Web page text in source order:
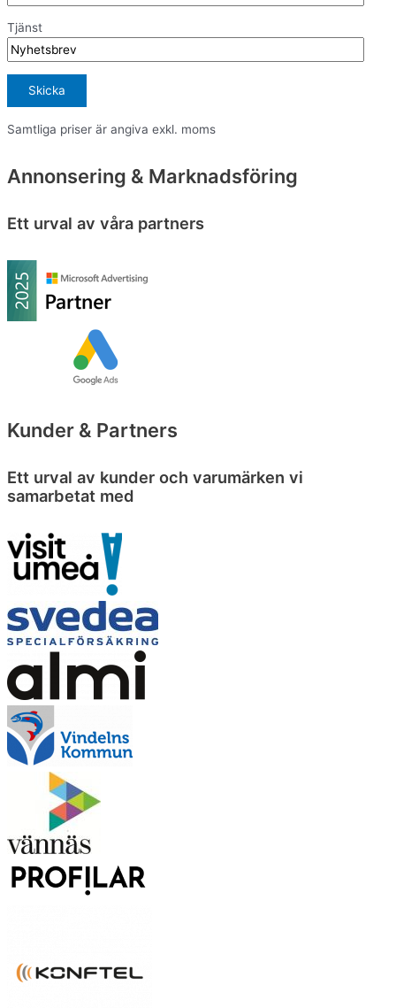
Tjänst
Samtliga priser är angiva exkl. moms
Annonsering & Marknadsföring
Ett urval av våra partners
Kunder & Partners
Ett urval av kunder och varumärken vi
samarbetat med